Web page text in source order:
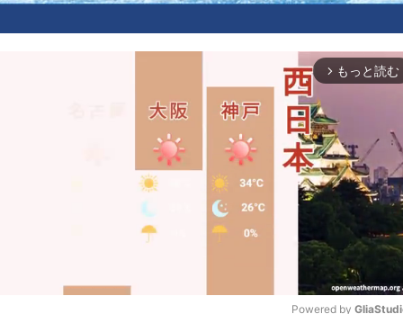
arrow_forward_ios もっと読む
Powered by